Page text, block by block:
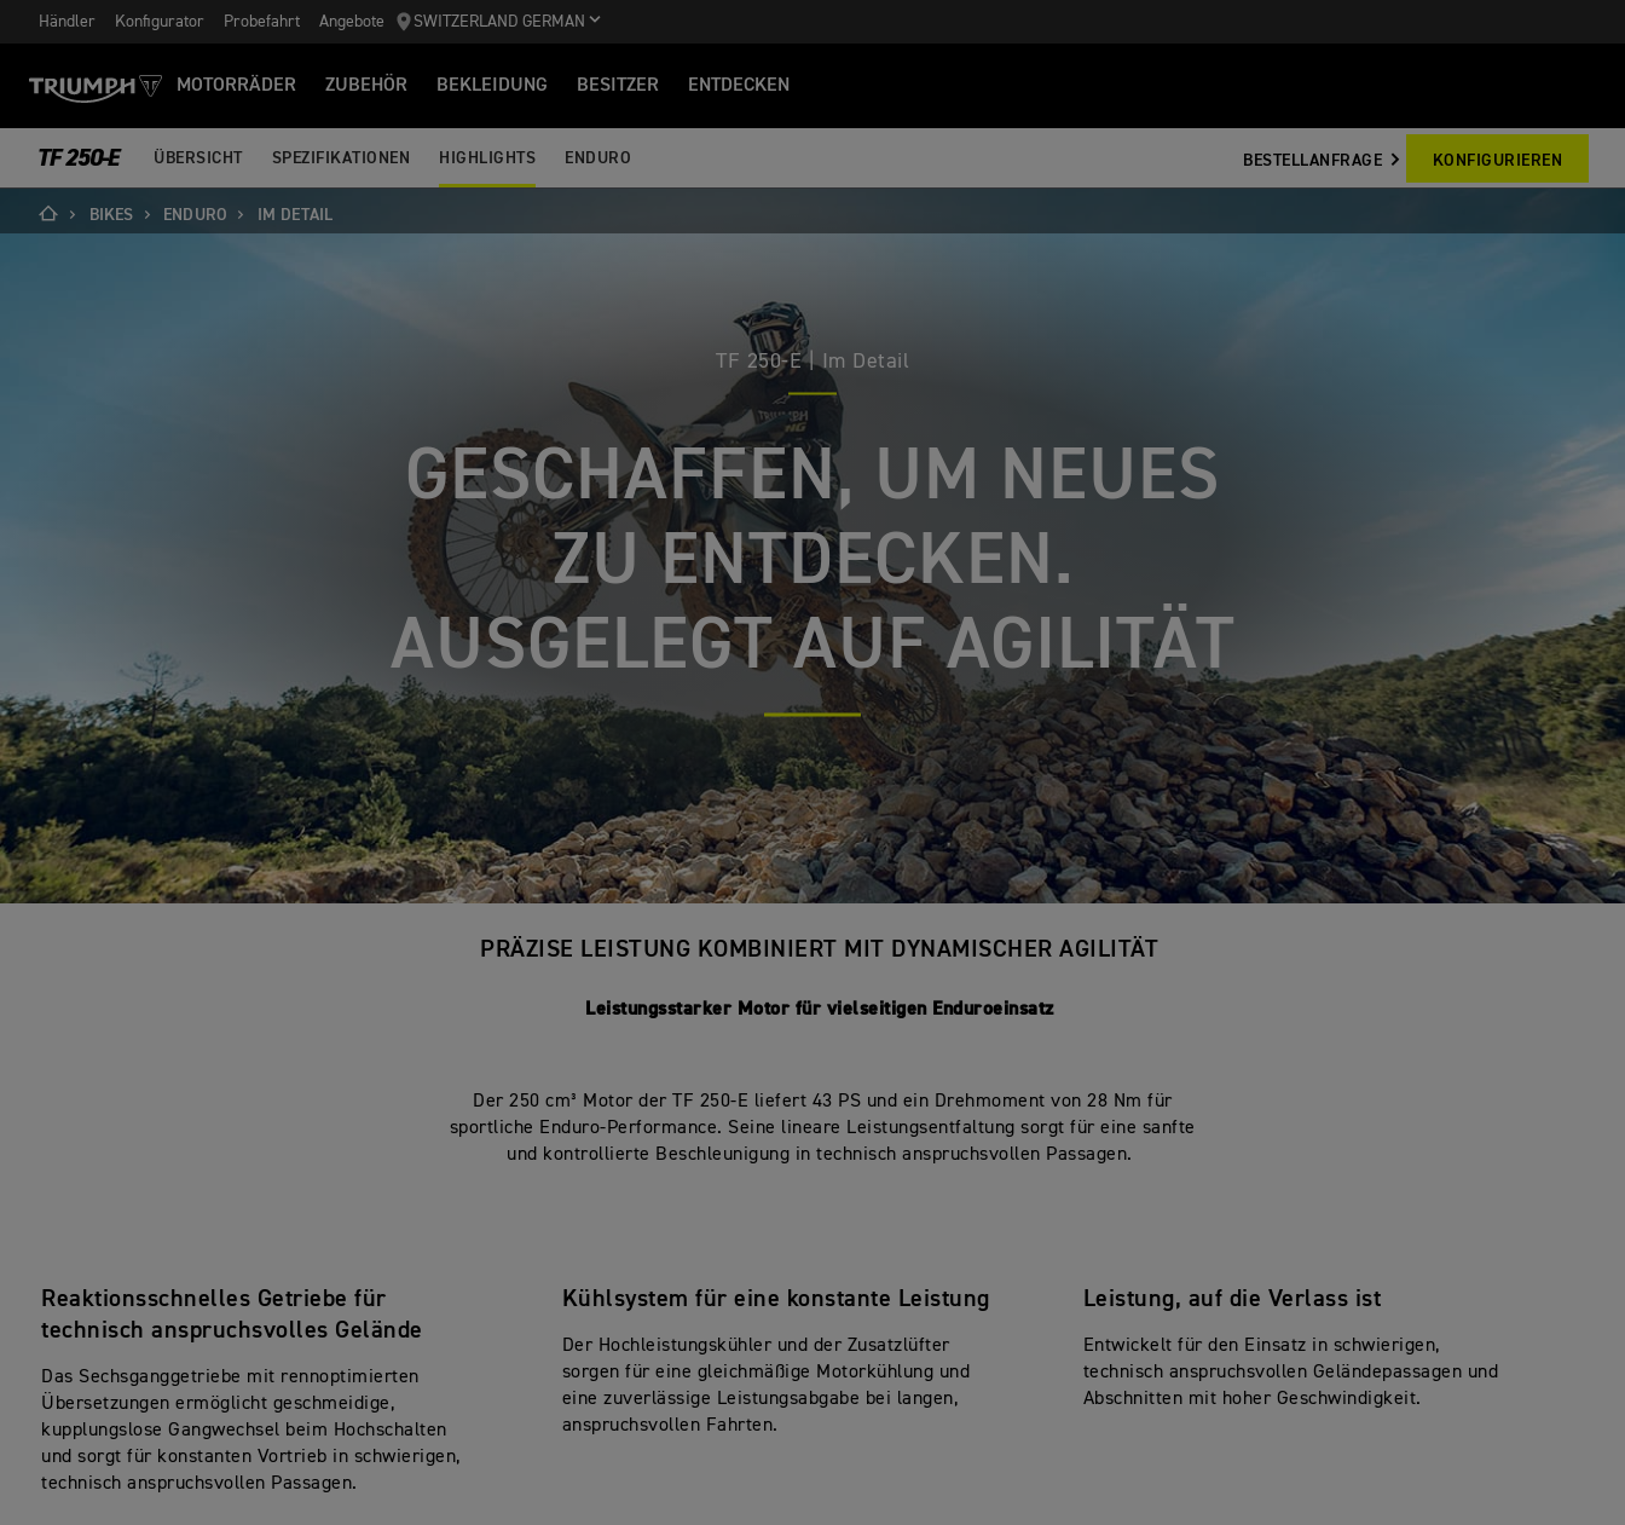
Händler Konfigurator Probefahrt Angebote SWITZERLAND GERMAN
MOTORRÄDER ZUBEHÖR BEKLEIDUNG BESITZER ENTDECKEN
TF 250-E ÜBERSICHT SPEZIFIKATIONEN HIGHLIGHTS ENDURO BESTELLANFRAGE KONFIGURIEREN
BIKES ENDURO IM DETAIL
TF 250-E | Im Detail
GESCHAFFEN, UM NEUES
ZU ENTDECKEN.
AUSGELEGT AUF AGILITÄT
PRÄZISE LEISTUNG KOMBINIERT MIT DYNAMISCHER AGILITÄT
Leistungsstarker Motor für vielseitigen Enduroeinsatz
Der 250 cm³ Motor der TF 250-E liefert 43 PS und ein Drehmoment von 28 Nm für
sportliche Enduro-Performance. Seine lineare Leistungsentfaltung sorgt für eine sanfte
und kontrollierte Beschleunigung in technisch anspruchsvollen Passagen.
Reaktionsschnelles Getriebe für
technisch anspruchsvolles Gelände
Das Sechsganggetriebe mit rennoptimierten
Übersetzungen ermöglicht geschmeidige,
kupplungslose Gangwechsel beim Hochschalten
und sorgt für konstanten Vortrieb in schwierigen,
technisch anspruchsvollen Passagen.
Kühlsystem für eine konstante Leistung
Der Hochleistungskühler und der Zusatzlüfter
sorgen für eine gleichmäßige Motorkühlung und
eine zuverlässige Leistungsabgabe bei langen,
anspruchsvollen Fahrten.
Leistung, auf die Verlass ist
Entwickelt für den Einsatz in schwierigen,
technisch anspruchsvollen Geländepassagen und
Abschnitten mit hoher Geschwindigkeit.